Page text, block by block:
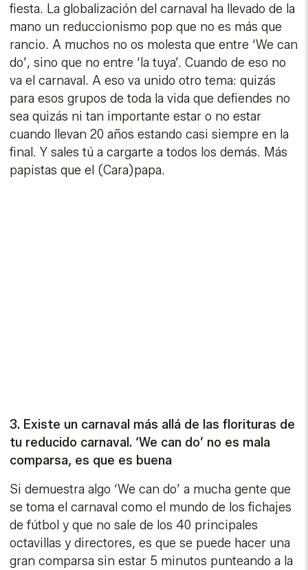
fiesta. La globalización del carnaval ha llevado de la
mano un reduccionismo pop que no es más que
rancio. A muchos no os molesta que entre ‘We can
do’, sino que no entre ‘la tuya’. Cuando de eso no
va el carnaval. A eso va unido otro tema: quizás
para esos grupos de toda la vida que defiendes no
sea quizás ni tan importante estar o no estar
cuando llevan 20 años estando casi siempre en la
final. Y sales tú a cargarte a todos los demás. Más
papistas que el (Cara)papa.
3. Existe un carnaval más allá de las florituras de
tu reducido carnaval. ‘We can do’ no es mala
comparsa, es que es buena
Si demuestra algo ‘We can do’ a mucha gente que
se toma el carnaval como el mundo de los fichajes
de fútbol y que no sale de los 40 principales
octavillas y directores, es que se puede hacer una
gran comparsa sin estar 5 minutos punteando a la